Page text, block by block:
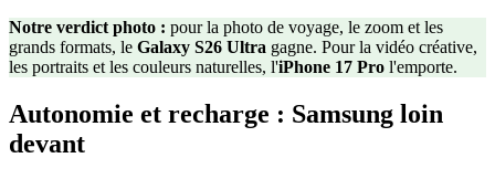
Notre verdict photo : pour la photo de voyage, le zoom et les
grands formats, le Galaxy S26 Ultra gagne. Pour la vidéo créative,
les portraits et les couleurs naturelles, l'iPhone 17 Pro l'emporte.
Autonomie et recharge : Samsung loin
devant